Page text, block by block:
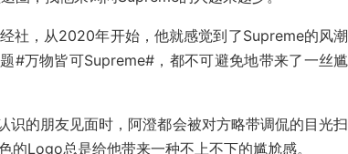
社，从2020年开始，他就感觉到了Supreme的风潮
#万物皆可Supreme#，都不可避免地带来了一丝尴
识的朋友见面时，阿澄都会被对方略带调侃的目光扫
Logo总是给他带来一种不上不下的尴尬感。